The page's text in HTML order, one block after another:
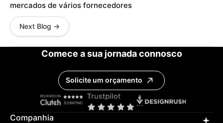
mercados de vários fornecedores
Next Blog →
Comece a sua jornada connosco
Solicite um orçamento
Companhia